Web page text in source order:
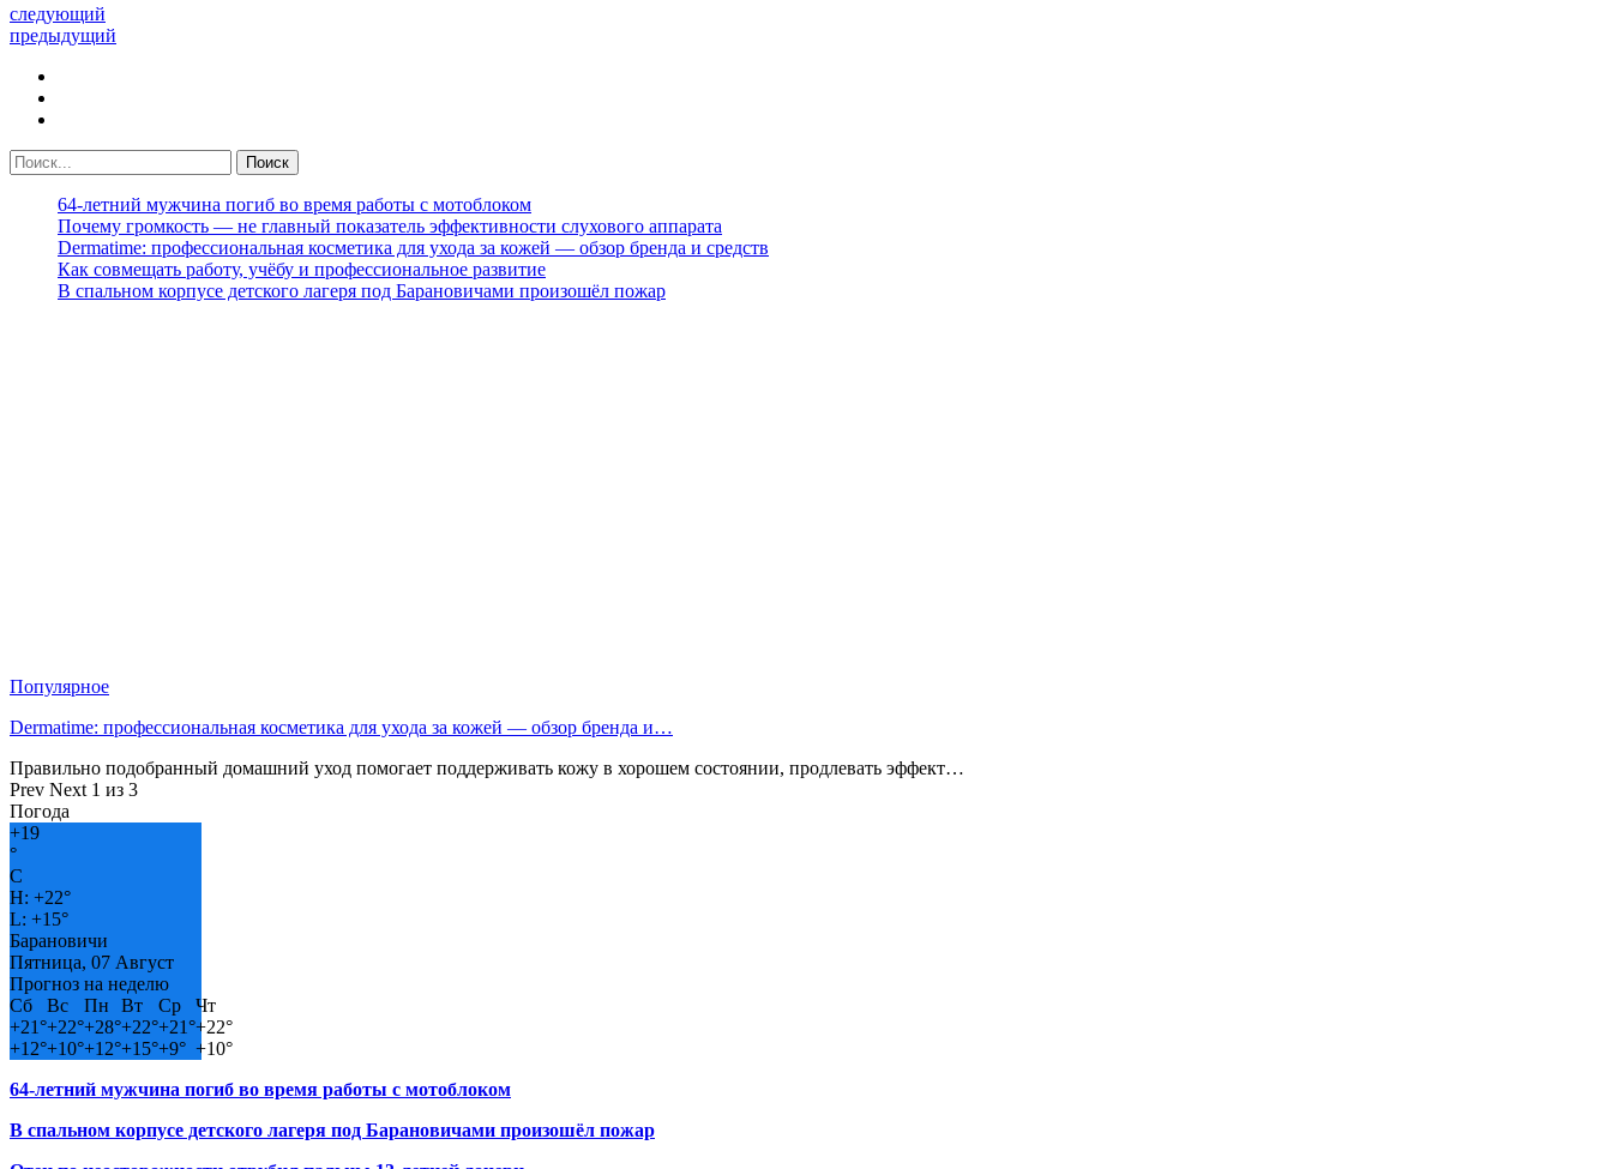
следующий
предыдущий
64-летний мужчина погиб во время работы с мотоблоком
Почему громкость — не главный показатель эффективности слухового аппарата
Dermatime: профессиональная косметика для ухода за кожей — обзор бренда и средств
Как совмещать работу, учёбу и профессиональное развитие
В спальном корпусе детского лагеря под Барановичами произошёл пожар
Популярное
Dermatime: профессиональная косметика для ухода за кожей — обзор бренда и…
Правильно подобранный домашний уход помогает поддерживать кожу в хорошем состоянии, продлевать эффект…
Prev Next 1 из 3
Погода
+19
°
C
H: +22°
L: +15°
Барановичи
Пятница, 07 Август
Прогноз на неделю
Сб
Вс Пн Вт Ср
Чт
+21°+22°+28°+22°+21°+22°
+12°+10°+12°+15°+9° +10°
64-летний мужчина погиб во время работы с мотоблоком
В спальном корпусе детского лагеря под Барановичами произошёл пожар